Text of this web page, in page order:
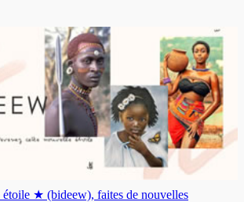
étoile ★ (bideew), faites de nouvelles